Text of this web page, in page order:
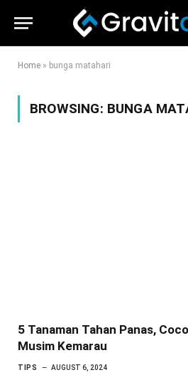
Home » bunga matahari
BROWSING: BUNGA
5 Tanaman Tahan Panas,
Musim Kemarau
TIPS AUGUST 6, 2024